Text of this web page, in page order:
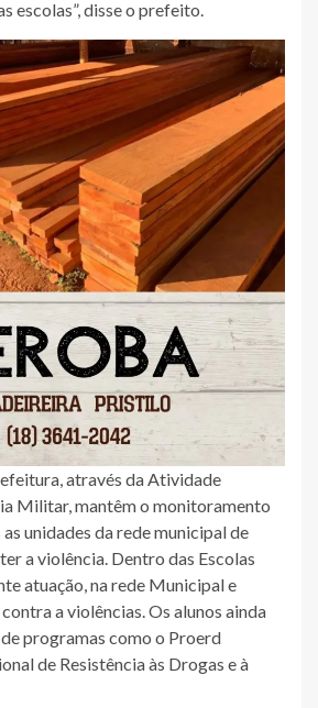
escolas”, disse o prefeito.
através da Atividade
Militar, mantêm o monitoramento
unidades da rede municipal de
a violência. Dentro das Escolas
atuação, na rede Municipal e
a violências. Os alunos ainda
programas como o Proerd
de Resistência às Drogas e à